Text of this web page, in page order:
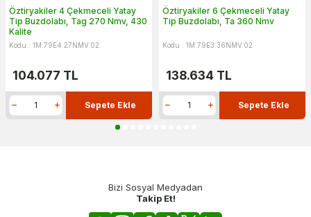
Öztiryakiler 4 Çekmeceli Yatay
Tip Buzdolabı, Tag 270 Nmv, 430
Kalite
Kodu : 1M.79E4.27NMV.02
104.077 TL
Sepete Ekle
Öztiryakiler 6 Çekmeceli Yatay
Tip Buzdolabı, Ta 360 Nmv
Kodu : 1M.79E3.36NMV.02
138.634 TL
Sepete Ekle
Bizi Sosyal Medyadan
Takip Et!